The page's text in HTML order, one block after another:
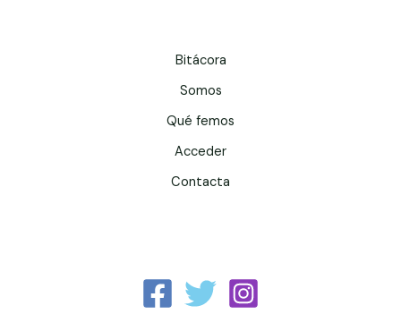
Bitácora
Somos
Qué femos
Acceder
Contacta